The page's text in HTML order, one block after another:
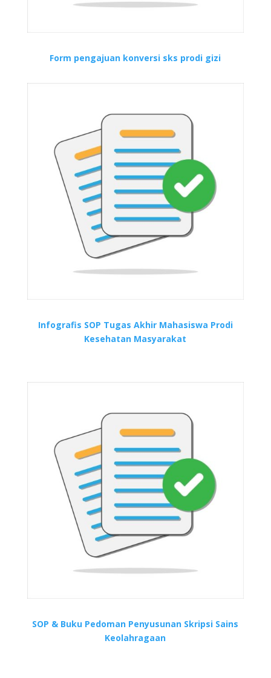
Form pengajuan konversi sks prodi gizi
Infografis SOP Tugas Akhir Mahasiswa Prodi
Kesehatan Masyarakat
SOP & Buku Pedoman Penyusunan Skripsi Sains
Keolahragaan